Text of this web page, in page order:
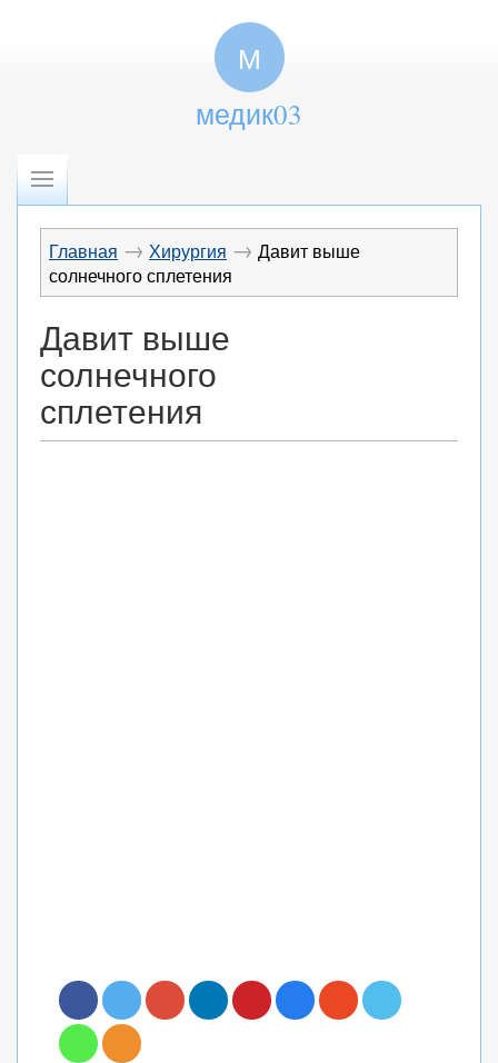
М
медик03
Главная → Хирургия → Давит выше
солнечного сплетения
Давит выше
солнечного
сплетения